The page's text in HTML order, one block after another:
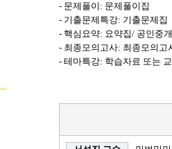
- 문제풀이: 문제풀이집
- 기출문제특강: 기출문제집
- 핵심요약: 요약집/ 공인중
- 최종모의고사: 최종모의고
- 테마특강: 학습자료 또는